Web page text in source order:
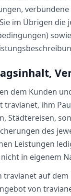
im Übrigen die
dem Kunden
travianet, ihm
Städtereisen,
des
Leistungen
in eigenem
travianet auf
von